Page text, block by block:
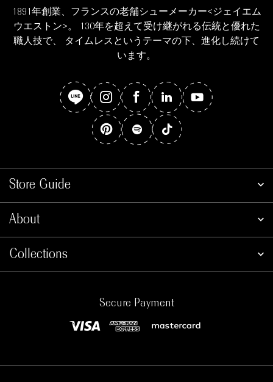
Store Guide
About
Collections
1891年創業、フランスの老舗シューメーカー<ジェイエム
ウエストン>。 130年を超えて受け継がれる伝統と優れた
職人技で、 タイムレスというテーマの下、進化し続けて
います。
Secure Payment